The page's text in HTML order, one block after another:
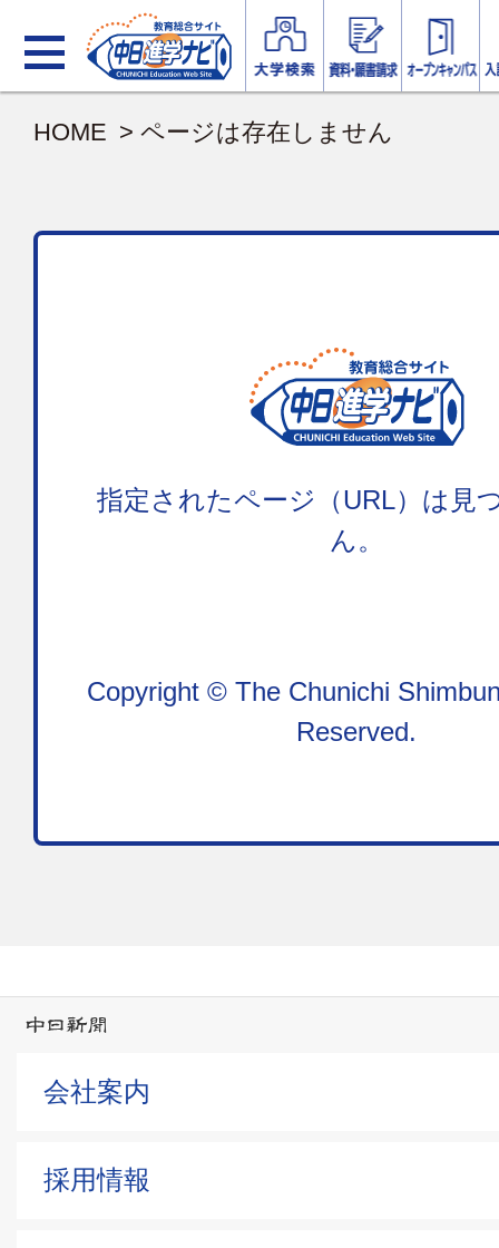
HOME > ページは存在しません
指定されたページ（URL）は見
ん。
Copyright © The Chunichi
Reserved.
会社案内
採用情報